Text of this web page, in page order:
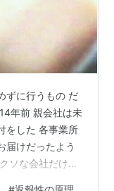
ずに行うもの だ
年前 親会社は未
をした 各事業所
届けだったよう
ソな会社だけど